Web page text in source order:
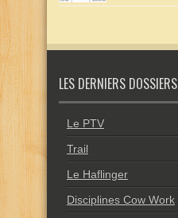
LES DERNIERS DOSSIERS
Le PTV
Trail
Le Haflinger
Disciplines Cow Work